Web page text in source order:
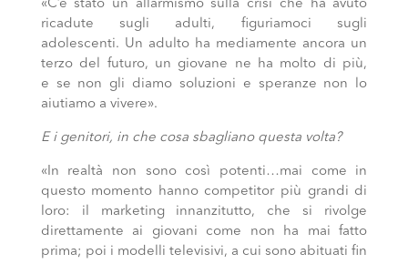
«C’è stato un allarmismo sulla crisi che ha avuto
ricadute sugli adulti, figuriamoci sugli
adolescenti. Un adulto ha mediamente ancora un
terzo del futuro, un giovane ne ha molto di più,
e se non gli diamo soluzioni e speranze non lo
aiutiamo a vivere».
E i genitori, in che cosa sbagliano questa volta?
«In realtà non sono così potenti…mai come in
questo momento hanno competitor più grandi di
loro: il marketing innanzitutto, che si rivolge
direttamente ai giovani come non ha mai fatto
prima; poi i modelli televisivi, a cui sono abituati fin